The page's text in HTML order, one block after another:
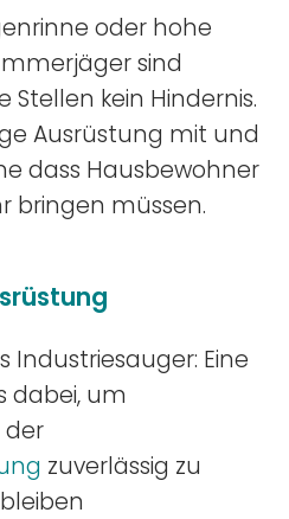
oder hohe
sind
kein Hindernis.
Ausrüstung mit und
dass Hausbewohner
bringen müssen.
Industriesauger: Eine
dabei, um
der
zuverlässig zu